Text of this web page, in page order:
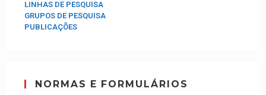
LINHAS DE PESQUISA
GRUPOS DE PESQUISA
PUBLICAÇÕES
NORMAS E FORMULÁRIOS